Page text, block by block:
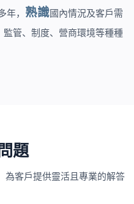
年， 熟識國內情況及客戶需
監管、制度、營商環境等種種
題
為客戶提供靈活且專業的解答